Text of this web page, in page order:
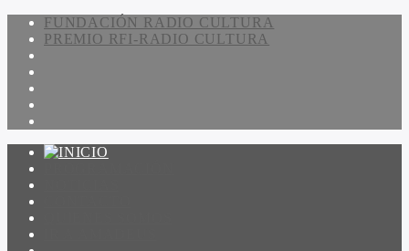
FUNDACIÓN RADIO CULTURA
PREMIO RFI-RADIO CULTURA